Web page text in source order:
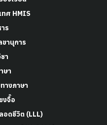
ทศ HMIS
ร
ขานุการ
า
ษา
างภาษา
งจื๊อ
อดชีวิต (LLL)